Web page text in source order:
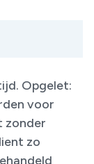
Opgelet:
voor
zonder
zo